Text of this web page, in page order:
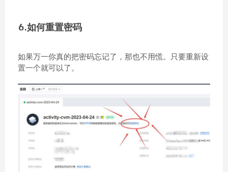
6.如何重置密码
如果万一你真的把密码忘记了，那也不用慌。只要重新设
置一个就可以了。